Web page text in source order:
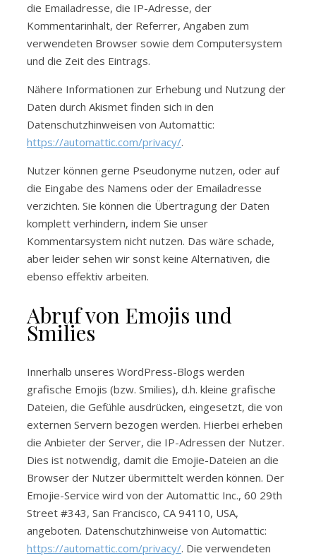
die Emailadresse, die IP-Adresse, der
Kommentarinhalt, der Referrer, Angaben zum
verwendeten Browser sowie dem Computersystem
und die Zeit des Eintrags.
Nähere Informationen zur Erhebung und Nutzung der
Daten durch Akismet finden sich in den
Datenschutzhinweisen von Automattic:
https://automattic.com/privacy/.
Nutzer können gerne Pseudonyme nutzen, oder auf
die Eingabe des Namens oder der Emailadresse
verzichten. Sie können die Übertragung der Daten
komplett verhindern, indem Sie unser
Kommentarsystem nicht nutzen. Das wäre schade,
aber leider sehen wir sonst keine Alternativen, die
ebenso effektiv arbeiten.
Abruf von Emojis und
Smilies
Innerhalb unseres WordPress-Blogs werden
grafische Emojis (bzw. Smilies), d.h. kleine grafische
Dateien, die Gefühle ausdrücken, eingesetzt, die von
externen Servern bezogen werden. Hierbei erheben
die Anbieter der Server, die IP-Adressen der Nutzer.
Dies ist notwendig, damit die Emojie-Dateien an die
Browser der Nutzer übermittelt werden können. Der
Emojie-Service wird von der Automattic Inc., 60 29th
Street #343, San Francisco, CA 94110, USA,
angeboten. Datenschutzhinweise von Automattic:
https://automattic.com/privacy/. Die verwendeten